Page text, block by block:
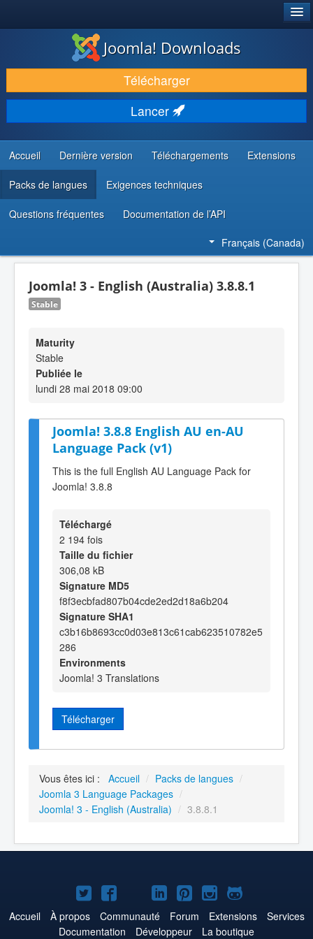
TÉLÉCHARGER & ENRICHIR
DÉCOUVRIR & APPRENDRE
COMMUNAUTÉ & SUPPORT
RESSOURCES DÉVELOPPEURS
Joomla! Downloads
Télécharger
Lancer
Accueil Dernière version Téléchargements Extensions
Packs de langues Exigences techniques
Questions fréquentes Documentation de l’API
Français (Canada)
Joomla! 3 - English (Australia) 3.8.8.1
Stable
Maturity
Stable
Publiée le
lundi 28 mai 2018 09:00
Joomla! 3.8.8 English AU en-AU
Language Pack (v1)
This is the full English AU Language Pack for
Joomla! 3.8.8
Téléchargé
2 194 fois
Taille du fichier
306,08 kB
Signature MD5
f8f3ecbfad807b04cde2ed2d18a6b204
Signature SHA1
c3b16b8693cc0d03e813c61cab623510782e5
286
Environments
Joomla! 3 Translations
Télécharger
Vous êtes ici : Accueil / Packs de langues /
Joomla 3 Language Packages /
Joomla! 3 - English (Australia) / 3.8.8.1
Joomla!
sur
Joomla!
sur
Joomla!
sur
Joomla!
sur
Joomla!
sur
Joomla!
sur
Joomla!
sur
Accueil À propos Communauté Forum Extensions
Services
Documentation
Développeur La boutique